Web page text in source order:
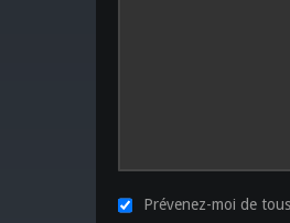
Prévenez-moi de